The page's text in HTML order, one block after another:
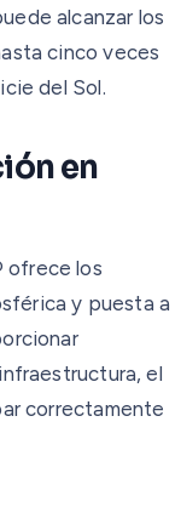
alcanzar los
cinco veces
del Sol.
en
ofrece los
y puesta a
el
correctamente